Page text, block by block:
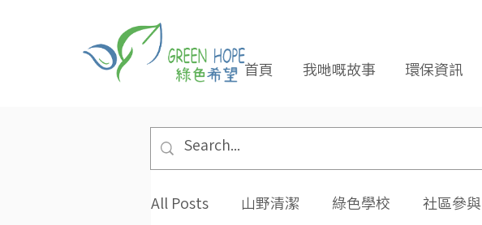
首頁 我哋嘅故事 環保資訊
All Posts 山野清潔 綠色學校 社區參與